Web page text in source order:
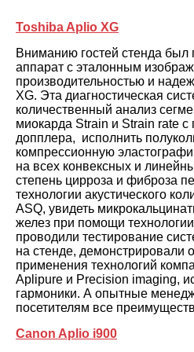
Toshiba Aplio XG
Вниманию гостей стенда был
аппарат с эталонным
производительностью и
XG. Эта диагностическая
количественный анализ
миокарда Strain и Strain rate
допплера, исполнить
компрессионную
на всех конвексных и
степень цирроза и фиброза
технологии акустического
ASQ, увидеть
желез при помощи
проводили тестирование
на стенде, демонстрировали
применения технологий
Aplipure и Precision imaging,
гармоники. А опытные
посетителям все
Canon Aplio i900